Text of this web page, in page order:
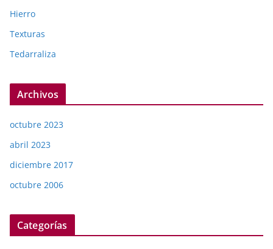
Hierro
Texturas
Tedarraliza
Archivos
octubre 2023
abril 2023
diciembre 2017
octubre 2006
Categorías